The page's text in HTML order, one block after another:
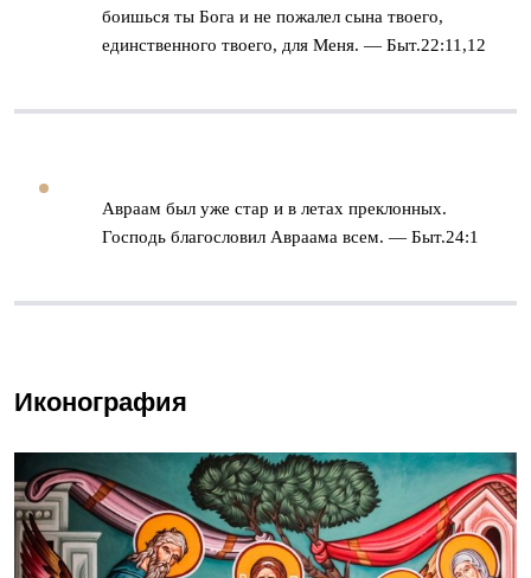
боишься ты Бога и не пожалел сына твоего,
единственного твоего, для Меня. — Быт.22:11,12
Авраам был уже стар и в летах преклонных.
Господь благословил Авраама всем. — Быт.24:1
Иконография